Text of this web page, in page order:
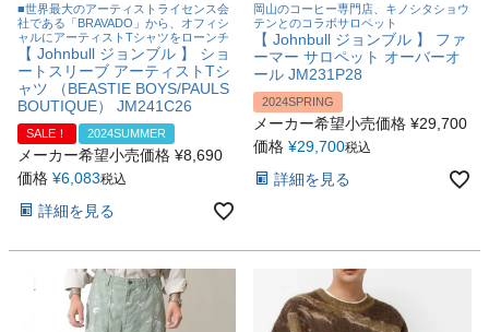
■世界最大のアーティストライセンス会
社である「BRAVADO」から、オフィシ
ャルにアーティストTシャツをローンチ
【 Johnbull ジョンブル 】 ショ
ートスリーブ アーティストTシ
ャツ （BEASTIE BOYS/PAULS
BOUTIQUE） JM241C26
SALE！ 2024SUMMER
メーカー希望小売価格 ¥8,690
価格 ¥6,083税込
詳細を見る
岡山のコーヒー専門店、キノシタショウ
テンとのコラボサロペット
【 Johnbull ジョンブル 】 ファ
ーマー サロペット オーバーオ
ール JM231P28
2024SPRING
メーカー希望小売価格 ¥29,700
価格 ¥29,700税込
詳細を見る